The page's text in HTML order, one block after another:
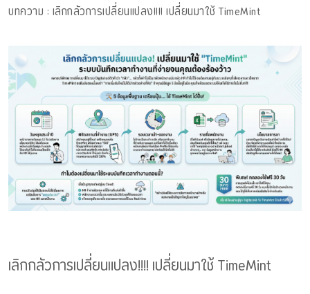
บทความ : เลิกกลัวการเปลี่ยนแปลง!!!! เปลี่ยนมาใช้ TimeMint
เลิกกลัวการเปลี่ยนแปลง!!!! เปลี่ยนมาใช้ TimeMint